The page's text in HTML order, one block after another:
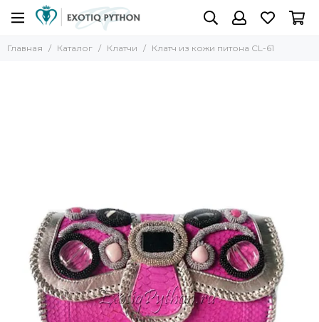
Главная Каталог Клатчи Клатч из кожи питона CL-61